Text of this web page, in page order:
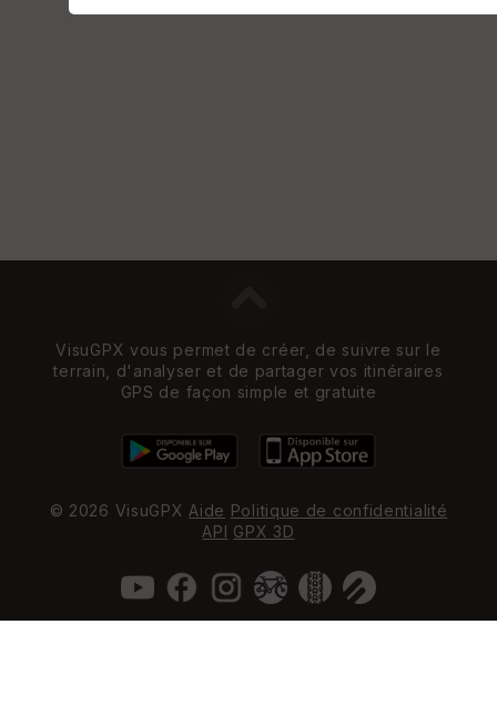
VisuGPX vous permet de créer, de suivre sur le
terrain, d'analyser et de partager vos itinéraires
GPS de façon simple et gratuite
© 2026 VisuGPX Aide Politique de confidentialité
API GPX 3D